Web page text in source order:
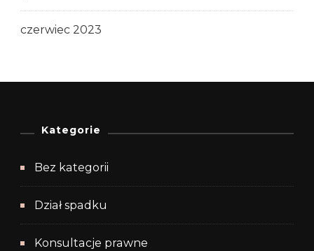
czerwiec 2023
Kategorie
Bez kategorii
Dział spadku
Konsultacje prawne